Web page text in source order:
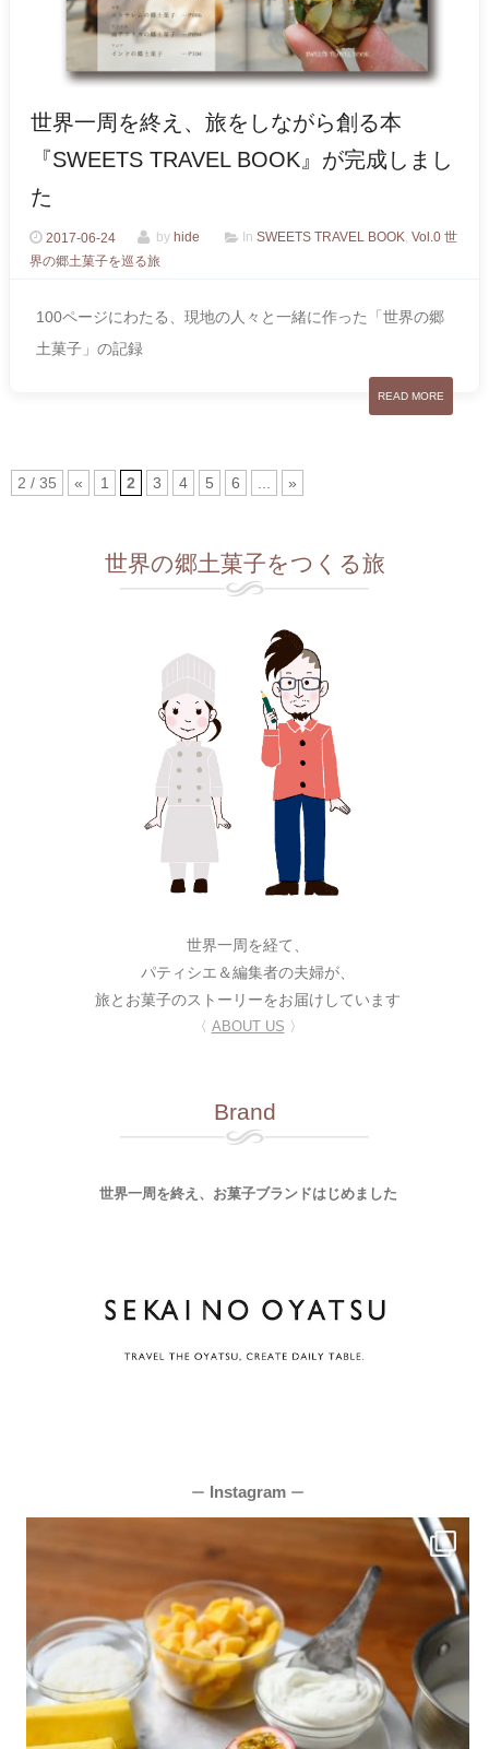
世界一周を終え、旅をしながら創る本
『SWEETS TRAVEL BOOK』が完成しまし
た
2017-06-24 by hide In SWEETS TRAVEL BOOK, Vol.0 世
界の郷土菓子を巡る旅
100ページにわたる、現地の人々と一緒に作った「 世界の郷
土菓子」の記録
READ MORE
2 / 35 « 1 2 3 4 5 6 ... »
世界の郷土菓子をつくる旅
世界一周を経て、
パティシエ＆編集者の夫婦が、
旅とお菓子のストーリーをお届けしています
〈 ABOUT US 〉
Brand
世界一周を終え、お菓子ブランドはじめました
ー Instagram ー